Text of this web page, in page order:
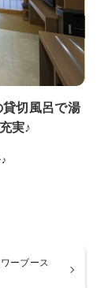
の魚介類のお造
ただく対応とな
貸切風呂で湯
実♪
ベッドサイドに
くても箱根の源
ーブース